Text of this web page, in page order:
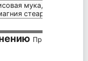
мука,
стеарат,
Принимайте 4